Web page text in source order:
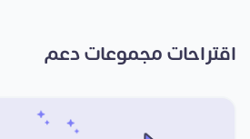
اقتراحات مجموعات دعم